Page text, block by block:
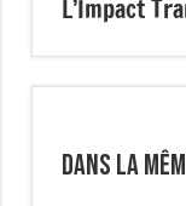
l’article
L’Impact
Dans la